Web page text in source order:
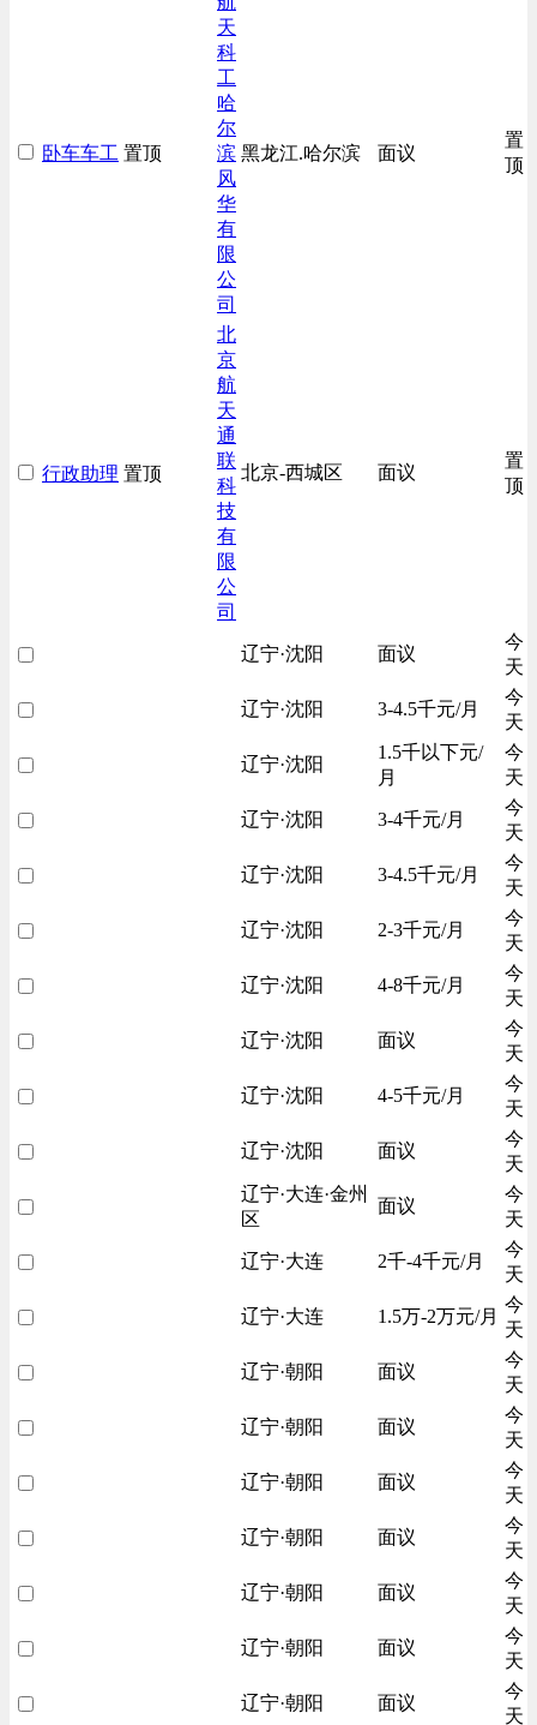
卧车车工 置顶
天
科
工
哈
尔
滨
风
华
有
限
公
司
黑龙江.哈尔滨 面议
置
顶
行政助理 置顶
北
京
航
天
通
联
科
技
有
限
公
司
北京-西城区 面议
置
顶
辽宁·沈阳 面议
今
天
辽宁·沈阳 3-4.5千元/月
今
天
辽宁·沈阳
1.5千以下元/
月
今
天
辽宁·沈阳 3-4千元/月
今
天
辽宁·沈阳 3-4.5千元/月
今
天
辽宁·沈阳 2-3千元/月
今
天
辽宁·沈阳 4-8千元/月
今
天
辽宁·沈阳 面议
今
天
辽宁·沈阳 4-5千元/月
今
天
辽宁·沈阳 面议
今
天
辽宁·大连·金州
区
面议
今
天
辽宁·大连 2千-4千元/月
今
天
辽宁·大连 1.5万-2万元/月
今
天
辽宁·朝阳 面议
今
天
辽宁·朝阳 面议
今
天
辽宁·朝阳 面议
今
天
辽宁·朝阳 面议
今
天
辽宁·朝阳 面议
今
天
辽宁·朝阳 面议
今
天
辽宁·朝阳 面议
今
天